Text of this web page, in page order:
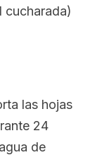
cucharada)
las hojas
24
de